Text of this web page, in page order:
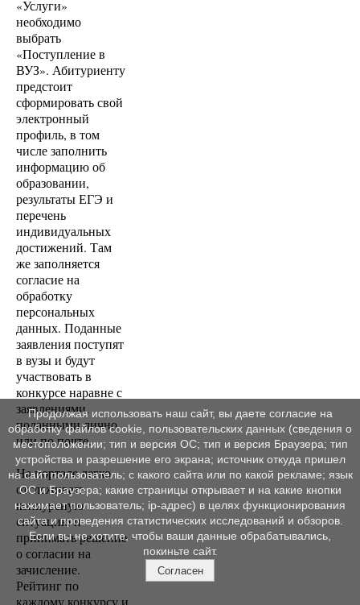
«Услуги»
необходимо
выбрать
«Поступление в
ВУЗ». Абитуриенту
предстоит
сформировать свой
электронный
профиль, в том
числе заполнить
информацию об
образовании,
результаты ЕГЭ и
перечень
индивидуальных
достижений. Там
же заполняется
согласие на
обработку
персональных
данных. Поданные
заявления поступят
в вузы и будут
участвовать в
конкурсе наравне с
заявлениями,
поданными лично
или по почте.
На портале легко
отслеживать
конкурсную
ситуацию и
принимать решение
о согласии на
зачисление.
Рейтинг по
каждому конкурсу и
Продолжая использовать наш сайт, вы даете согласие на
обработку файлов cookie, пользовательских данных (сведения о
местоположении; тип и версия ОС; тип и версия Браузера; тип
устройства и разрешение его экрана; источник откуда пришел
на сайт пользователь; с какого сайта или по какой рекламе; язык
ОС и Браузера; какие страницы открывает и на какие кнопки
нажимает пользователь; ip-адрес) в целях функционирования
сайта и проведения статистических исследований и обзоров.
Если вы не хотите, чтобы ваши данные обрабатывались,
покиньте сайт.
Согласен